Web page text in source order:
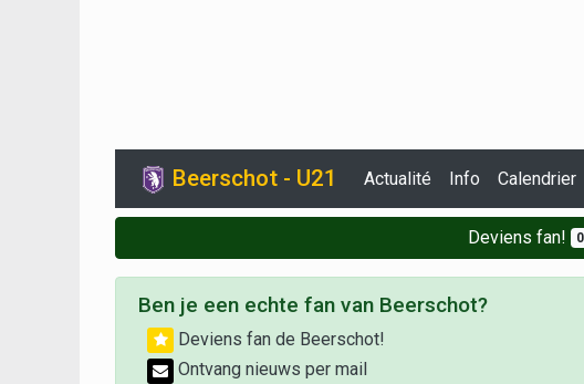
Beerschot - U21 Actualité Info Calendrier
Deviens fan! 0
Ben je een echte fan van Beerschot?
Deviens fan de Beerschot!
Ontvang nieuws per mail